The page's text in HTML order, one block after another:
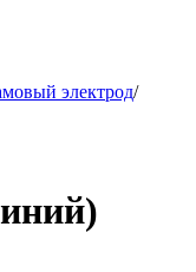
электрод/